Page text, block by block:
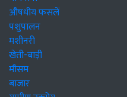
औषधीय फसलें
पशुपालन
मशीनरी
खेती-बाड़ी
मौसम
बाजार